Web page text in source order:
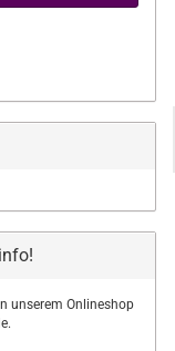
unserem Onlineshop